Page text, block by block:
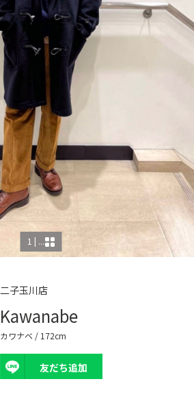
1 | ...
二子玉川店
Kawanabe
カワナベ / 172cm
友だち追加